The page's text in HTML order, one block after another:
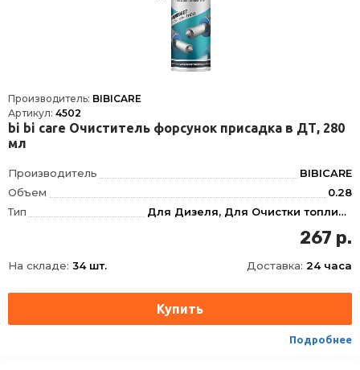
Производитель: BIBICARE
Артикул: 4502
bi bi care Очиститель форсунок присадка в ДТ, 280
мл
Производитель
BIBICARE
Объем
0.28
Тип
Для Дизеля, Для Очистки топливной системы, Инжектор, Дизельные системы, Топливной системы
280 мл
56.6
Ширина
57
Условия хранения
±30°С
3811900000
267 р.
На складе: 34 шт. Доставка: 24 часа
Подробнее